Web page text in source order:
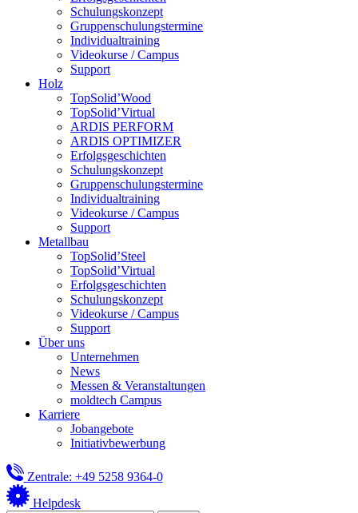
Schulungskonzept
Gruppenschulungstermine
Individualtraining
Videokurse / Campus
Support
Holz
TopSolid’Wood
TopSolid’Virtual
ARDIS PERFORM
ARDIS OPTIMIZER
Erfolgsgeschichten
Schulungskonzept
Gruppenschulungstermine
Individualtraining
Videokurse / Campus
Support
Metallbau
TopSolid’Steel
TopSolid’Virtual
Erfolgsgeschichten
Schulungskonzept
Videokurse / Campus
Support
Über uns
Unternehmen
News
Messen & Veranstaltungen
moldtech Campus
Karriere
Jobangebote
Initiativbewerbung
Zentrale: +49 5258 9364-0
Helpdesk